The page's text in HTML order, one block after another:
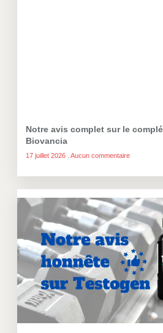
Notre avis complet sur le
Biovancia
17 juillet 2026 Aucun commentaire